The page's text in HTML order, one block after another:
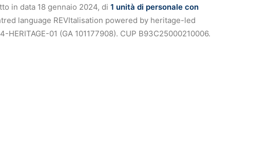
in data 18 gennaio 2024, di 1 unità di personale con
language REVItalisation powered by heritage-led
01 (GA 101177908). CUP B93C25000210006.